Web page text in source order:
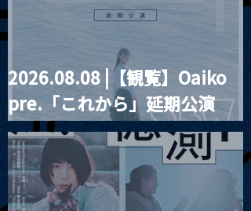
2026.08.08 |【観覧】Oaiko
pre.「これから」延期公演
Blurred City Lights × 17歳
とベルリンの壁